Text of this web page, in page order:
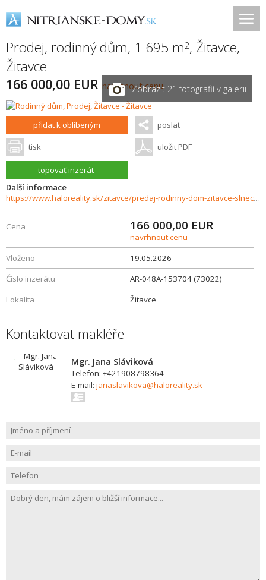
Prodej, rodinný dům, 1 695 m2, Žitavce,
Žitavce
166 000,00 EUR navrhnout cenuZobrazit 21 fotografií v galerii
přidat k oblíbeným poslat
tisk uložit PDF
topovať inzerát
Další informace
https://www.haloreality.sk/zitavce/predaj-rodinny-dom-zitavce-slnecny-a-priestranny---novostavba---znizena-cena---exkluzivne-halo-reality/73022
Cena 166 000,00 EUR
navrhnout cenu
Vloženo
19.05.2026
Číslo inzerátu
AR-048A-153704 (73022)
Lokalita
Žitavce
Kontaktovat makléře
Mgr. Jana Sláviková
Telefon: +421908798364
E-mail: janaslavikova@haloreality.sk